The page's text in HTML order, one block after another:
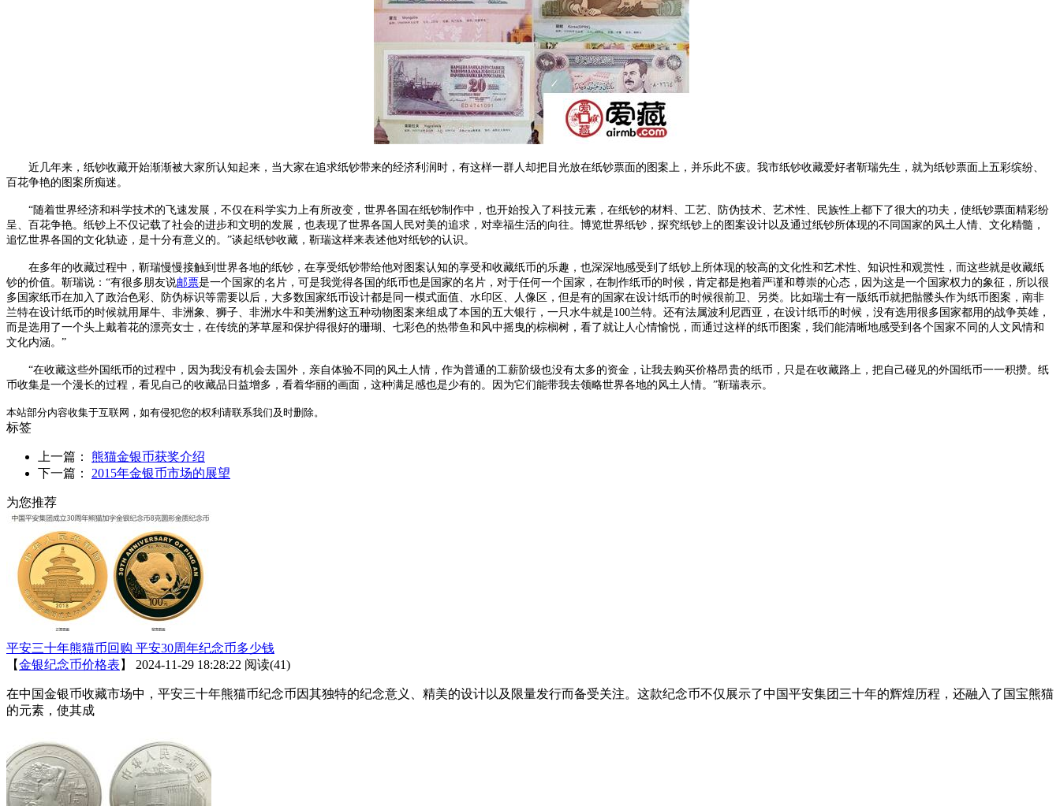
近几年来，纸钞收藏开始渐渐被大家所认知起来，当大家在追求纸钞带来的经济利润时，有这样一群人却把目光放在纸钞票面的图案上，并乐此不疲。我市纸钞收藏爱好者靳瑞先生，就为纸钞票面上五彩缤纷、
百花争艳的图案所痴迷。
“随着世界经济和科学技术的飞速发展，不仅在科学实力上有所改变，世界各国在纸钞制作中，也开始投入了科技元素，在纸钞的材料、工艺、防伪技术、艺术性、民族性上都下了很大的功夫，使纸钞票面精彩纷
呈、百花争艳。纸钞上不仅记载了社会的进步和文明的发展，也表现了世界各国人民对美的追求，对幸福生活的向往。博览世界纸钞，探究纸钞上的图案设计以及通过纸钞所体现的不同国家的风土人情、文化精髓，
追忆世界各国的文化轨迹，是十分有意义的。”谈起纸钞收藏，靳瑞这样来表述他对纸钞的认识。
在多年的收藏过程中，靳瑞慢慢接触到世界各地的纸钞，在享受纸钞带给他对图案认知的享受和收藏纸币的乐趣，也深深地感受到了纸钞上所体现的较高的文化性和艺术性、知识性和观赏性，而这些就是收藏纸
钞的价值。靳瑞说：“有很多朋友说邮票是一个国家的名片，可是我觉得各国的纸币也是国家的名片，对于任何一个国家，在制作纸币的时候，肯定都是抱着严谨和尊崇的心态，因为这是一个国家权力的象征，所以很
多国家纸币在加入了政治色彩、防伪标识等需要以后，大多数国家纸币设计都是同一模式面值、水印区、人像区，但是有的国家在设计纸币的时候很前卫、另类。比如瑞士有一版纸币就把骷髅头作为纸币图案，南非
兰特在设计纸币的时候就用犀牛、非洲象、狮子、非洲水牛和美洲豹这五种动物图案来组成了本国的五大银行，一只水牛就是100兰特。还有法属波利尼西亚，在设计纸币的时候，没有选用很多国家都用的战争英雄，
而是选用了一个头上戴着花的漂亮女士，在传统的茅草屋和保护得很好的珊瑚、七彩色的热带鱼和风中摇曳的棕榈树，看了就让人心情愉悦，而通过这样的纸币图案，我们能清晰地感受到各个国家不同的人文风情和
文化内涵。”
“在收藏这些外国纸币的过程中，因为我没有机会去国外，亲自体验不同的风土人情，作为普通的工薪阶级也没有太多的资金，让我去购买价格昂贵的纸币，只是在收藏路上，把自己碰见的外国纸币一一积攒。纸
币收集是一个漫长的过程，看见自己的收藏品日益增多，看着华丽的画面，这种满足感也是少有的。因为它们能带我去领略世界各地的风土人情。”靳瑞表示。
本站部分内容收集于互联网，如有侵犯您的权利请联系我们及时删除。
标签
上一篇： 熊猫金银币获奖介绍
下一篇： 2015年金银币市场的展望
为您推荐
平安三十年熊猫币回购 平安30周年纪念币多少钱
【金银纪念币价格表 】 2024-11-29 18:28:22 阅读(41)
在中国金银币收藏市场中，平安三十年熊猫币纪念币因其独特的纪念意义、精美的设计以及限量发行而备受关注。这款纪念币不仅展示了中国平安集团三十年的辉煌历程，还融入了国宝熊猫
的元素，使其成